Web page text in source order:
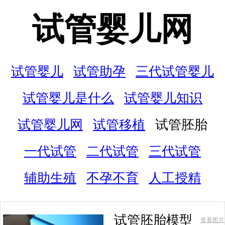
试管婴儿网
试管婴儿 试管助孕
三代试管婴儿
试管婴儿是什么
试管婴儿知识
试管婴儿网
试管移植
试管胚胎
一代试管
二代试管
三代试管
辅助生殖
不孕不育 人工授精
试管胚胎模型 查看图片